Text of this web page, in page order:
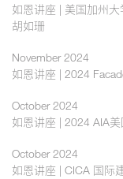
如恩讲座 | 美国加州
胡如珊
November 2024
如恩讲座 | 2024
October 2024
如恩讲座 | 2024 AIA
October 2024
如恩讲座 | CICA 国际